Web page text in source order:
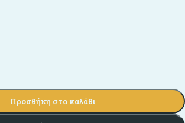
Προσθήκη στο καλάθι